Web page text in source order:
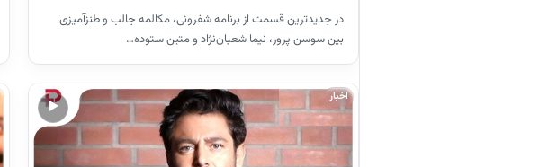
در جدیدترین قسمت از برنامه شفرونی، مکالمه‌ جالب و طنزآمیزی
بین سوسن پرور، نیما شعبان‌نژاد و متین ستوده…
▶
اخبار